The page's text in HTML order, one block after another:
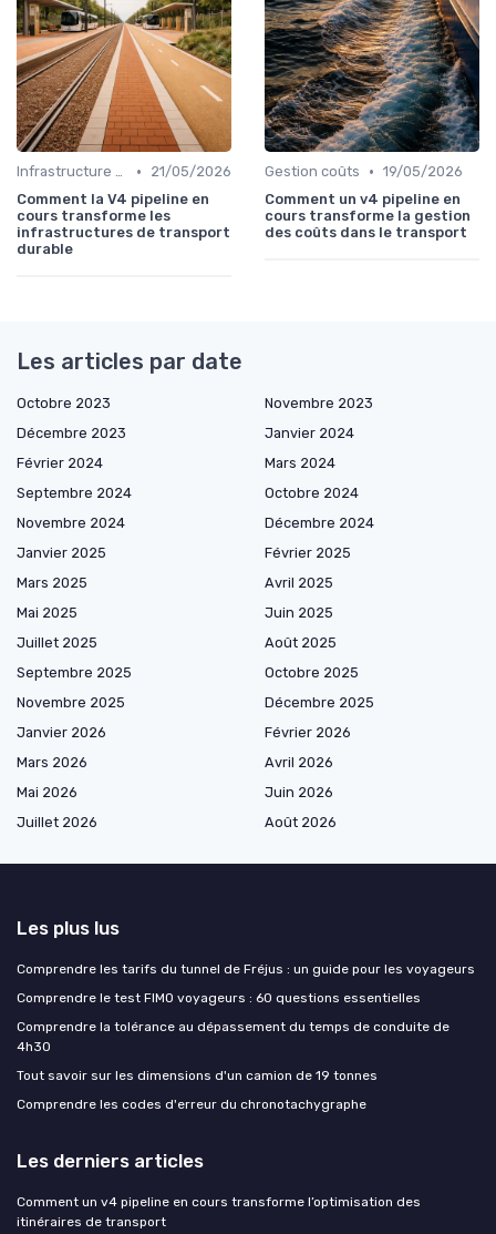
Infrastructure durable •
21/05/2026
Comment la V4 pipeline en
cours transforme les
infrastructures de transport
durable
Gestion coûts • 19/05/2026
Comment un v4 pipeline en
cours transforme la gestion
des coûts dans le transport
Les articles par date
Octobre 2023
Novembre 2023
Décembre 2023
Janvier 2024
Février 2024
Mars 2024
Septembre 2024
Octobre 2024
Novembre 2024
Décembre 2024
Janvier 2025
Février 2025
Mars 2025
Avril 2025
Mai 2025
Juin 2025
Juillet 2025
Août 2025
Septembre 2025
Octobre 2025
Novembre 2025
Décembre 2025
Janvier 2026
Février 2026
Mars 2026
Avril 2026
Mai 2026
Juin 2026
Juillet 2026
Août 2026
Les plus lus
Comprendre les tarifs du tunnel de Fréjus : un guide pour les voyageurs
Comprendre le test FIMO voyageurs : 60 questions essentielles
Comprendre la tolérance au dépassement du temps de conduite de
4h30
Tout savoir sur les dimensions d'un camion de 19 tonnes
Comprendre les codes d'erreur du chronotachygraphe
Les derniers articles
Comment un v4 pipeline en cours transforme l’optimisation des
itinéraires de transport